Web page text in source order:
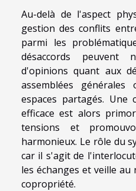
Au-delà de l'aspect
gestion des conflits
parmi les
désaccords peuvent
d'opinions quant aux
assemblées
espaces partagés. Une
efficace est alors
tensions et
harmonieux. Le rôle du
car il s'agit de
les échanges et veille
copropriété.